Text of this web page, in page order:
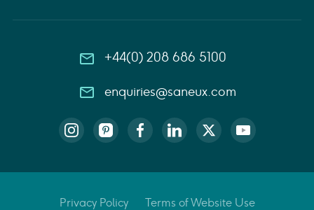
+44(0) 208 686 5100
enquiries@saneux.com
Privacy Policy Terms of Website Use